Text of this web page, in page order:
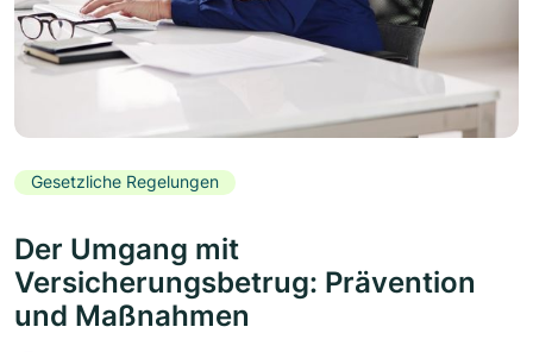
Gesetzliche Regelungen
Der Umgang mit
Versicherungsbetrug: Prävention
und Maßnahmen